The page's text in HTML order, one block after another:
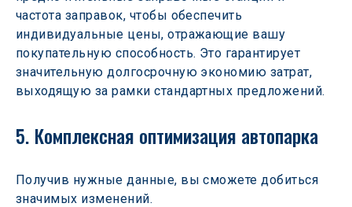
частота заправок, чтобы обеспечить
индивидуальные цены, отражающие вашу
покупательную способность. Это гарантирует
значительную долгосрочную экономию затрат,
выходящую за рамки стандартных предложений.
5. Комплексная оптимизация автопарка
Получив нужные данные, вы сможете добиться
значимых изменений.